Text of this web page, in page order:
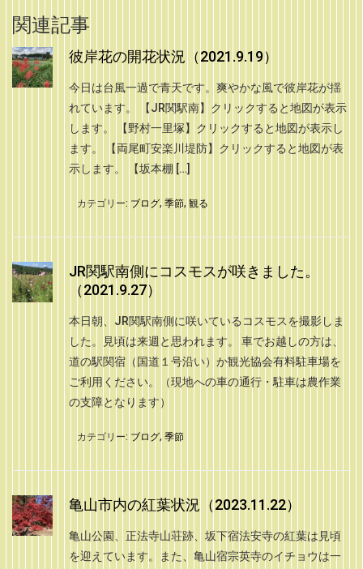
関連記事
彼岸花の開花状況（2021.9.19）
今日は台風一過で青天です。爽やかな風で彼岸花が揺
れています。 【JR関駅南】クリックすると地図が表示
します。 【野村一里塚】クリックすると地図が表示し
ます。 【両尾町安楽川堤防】クリックすると地図が表
示します。 【坂本棚 […]
カテゴリー: ブログ, 季節, 観る
JR関駅南側にコスモスが咲きました。
（2021.9.27）
本日朝、JR関駅南側に咲いているコスモスを撮影しま
した。見頃は来週と思われます。 車でお越しの方は、
道の駅関宿（国道１号沿い）か観光協会有料駐車場を
ご利用ください。（現地への車の通行・駐車は農作業
の支障となります）
カテゴリー: ブログ, 季節
亀山市内の紅葉状況（2023.11.22）
亀山公園、正法寺山荘跡、坂下宿法安寺の紅葉は見頃
を迎えています。また、亀山宿宗英寺のイチョウは一